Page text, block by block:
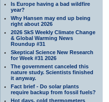
Is Europe having a bad wildfire
year?
Why Hansen may end up being
right about 2026
2026 SkS Weekly Climate Change
& Global Warming News
Roundup #31
Skeptical Science New Research
for Week #31 2026
The government canceled this
nature study. Scientists finished
it anyway.
Fact brief - Do solar plants
require backup from fossil fuels?
Hot days, cold thermometers